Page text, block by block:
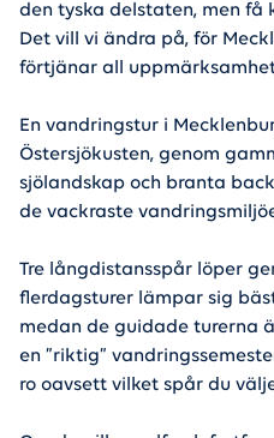
den tyska delstaten, men få
Det vill vi ändra på, för
förtjänar all
En vandringstur i
Östersjökusten, genom
sjölandskap och branta
de vackraste
Tre långdistansspår löper
flerdagsturer lämpar sig
medan de guidade turerna
en ”riktig”
ro oavsett vilket spår du